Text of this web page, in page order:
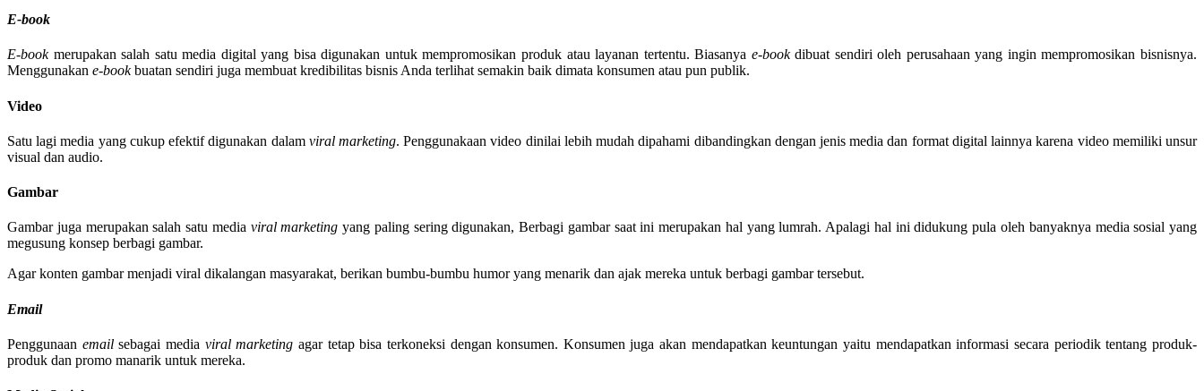
E-book
E-bookmerupakan salah satu media digital yang bisa digunakan untuk mempromosikan produk atau layanan tertentu. Biasanya e-bookdibuat sendiri oleh perusahaan yang ingin mempromosikan bisnisnya.
Menggunakan e-bookbuatan sendiri juga membuat kredibilitas bisnis Anda terlihat semakin baik dimata konsumen atau pun publik.
Video
Satu lagi media yang cukup efektif digunakan dalam viral marketing. Penggunakaan video dinilai lebih mudah dipahami dibandingkan dengan jenis media dan format digital lainnya karena video memiliki unsur
visual dan audio.
Gambar
Gambar juga merupakan salah satu media viral marketing yang paling sering digunakan, Berbagi gambar saat ini merupakan hal yang lumrah. Apalagi hal ini didukung pula oleh banyaknya media sosial yang
megusung konsep berbagi gambar.
Agar konten gambar menjadi viral dikalangan masyarakat, berikan bumbu-bumbu humor yang menarik dan ajak mereka untuk berbagi gambar tersebut.
Email
Penggunaan emailsebagai media viral marketing agar tetap bisa terkoneksi dengan konsumen. Konsumen juga akan mendapatkan keuntungan yaitu mendapatkan informasi secara periodik tentang produk-
produk dan promo manarik untuk mereka.